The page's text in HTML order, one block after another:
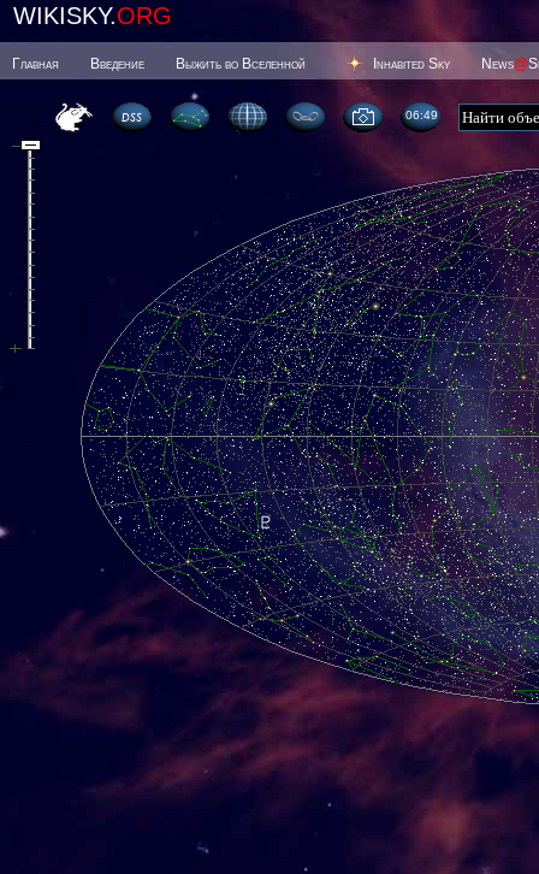
WIKISKY.ORG
Главная Введение Выжить во Вселенной Inhabited Sky News@
06 49